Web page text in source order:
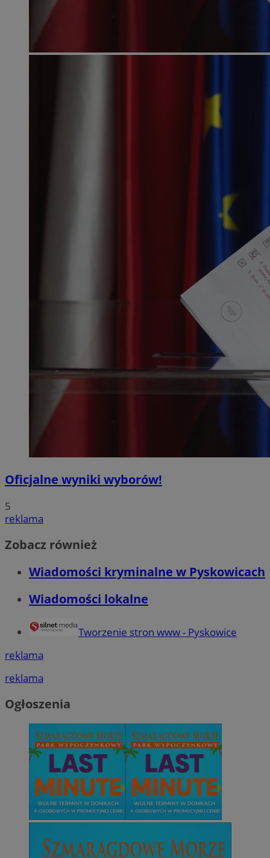
Oficjalne wyniki wyborów!
5
reklama
Zobacz również
Wiadomości kryminalne w Pyskowicach
Wiadomości lokalne
Tworzenie stron www - Pyskowice
reklama
reklama
Ogłoszenia